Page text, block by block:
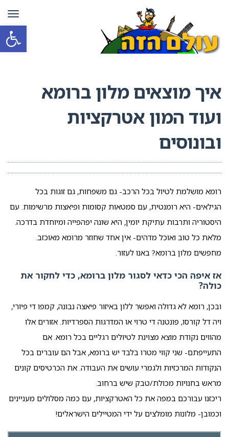
פתח
איך מוצאים מלון ברומא
ועוד המון אטרקציות
ובונוסים
רומא מושלמת לטיול בכל הרכב- גם משפחות, גם זוגות בכל
הגילאים- היא רומנטית, עם סמטאות קסומות ופיאצות מרשימות. עם
היסטוריה ותרבות עתיקת יומין, היא שונה יפהפייה ומיוחדת בדרכה.
מלאת כל טוב ואוכל מדהים- אין אחד שחוזר מרומא מאוכזב.
מחפשים מלון ברומא? באנו לעזור.
אז איפה הכי כדאי לסגור מלון ברומא, כדי לחקור את
כולה?
ובכן, רומא לא גדולה ואפשר ללון באיזור פיאצה נבונה, קמפו די פיורי,
ויה דל קורסו, פונטנה די טרוי או המדרגות הספרדיות. אזורים אלו
מהווים נקודת מוצא מצוינת לטיולים רגליים בכל רומא. אם
התעייפתם- שני קווי מטרו בלבד יש ברומא, אבל הם עוברים בכל
הנקודות המרכזיות ולגמרי עושים את העבודה. את הכרטיסים קונים
מראש בחנויות מכולת/טבק שיש ברחוב.
ריכזנו עבורכם במפה את כל האטרקציות, עם כמה מסלולים מעניינים
וכמובן- מלונות מומלצים על ידי המטיילים הישראלים!